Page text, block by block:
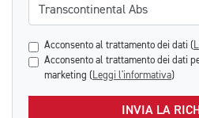
Acconsento al trattamento dei dati (
Acconsento al trattamento dei dati
marketing ( Leggi l'informativa)
INVIA LA